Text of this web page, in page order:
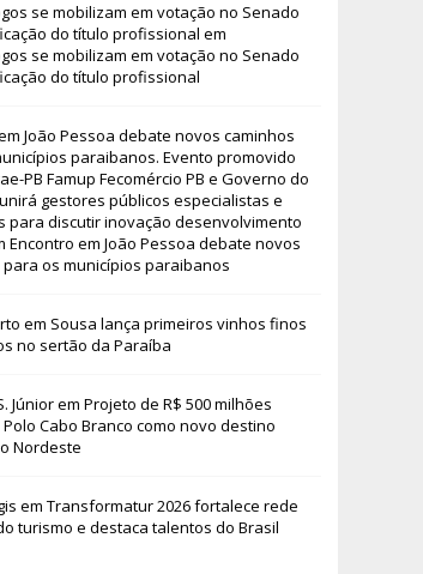
se mobilizam em votação no Senado
do título profissional em
se mobilizam em votação no Senado
do título profissional
João Pessoa debate novos caminhos
paraibanos. Evento promovido
PB Famup Fecomércio PB e Governo do
gestores públicos especialistas e
para discutir inovação desenvolvimento
Encontro em João Pessoa debate novos
os municípios paraibanos
em Sousa lança primeiros vinhos finos
no sertão da Paraíba
Júniorem Projeto de R$ 500 milhões
Cabo Branco como novo destino
Nordeste
em Transformatur 2026 fortalece rede
turismo e destaca talentos do Brasil